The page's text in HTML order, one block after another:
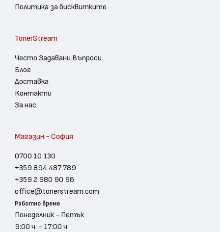
Политика за бисквитките
TonerStream
Често Задавани Въпроси
Блог
Доставка
Контакти
За нас
Магазин - София
0700 10 130
+359 894 487 789
+359 2 980 90 96
office@tonerstream.com
Работно време
Понеделник - Петък
9:00 ч. - 17:00 ч.